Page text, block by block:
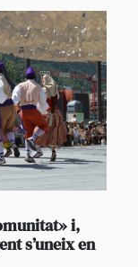
i,
s’uneix en